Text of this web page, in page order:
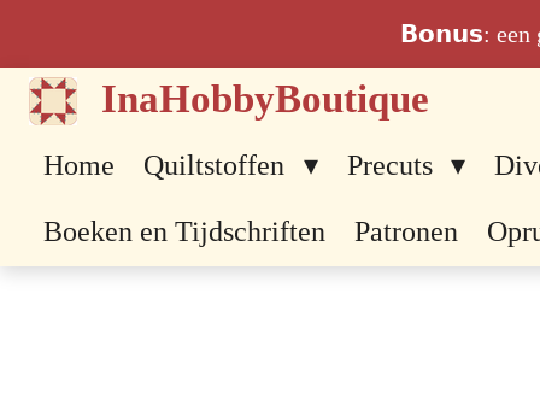
direct
naar
𝗕𝗼𝗻𝘂𝘀: een
InaHobbyBoutique
Home Quiltstoffen Precuts
Boeken en Tijdschriften Patronen